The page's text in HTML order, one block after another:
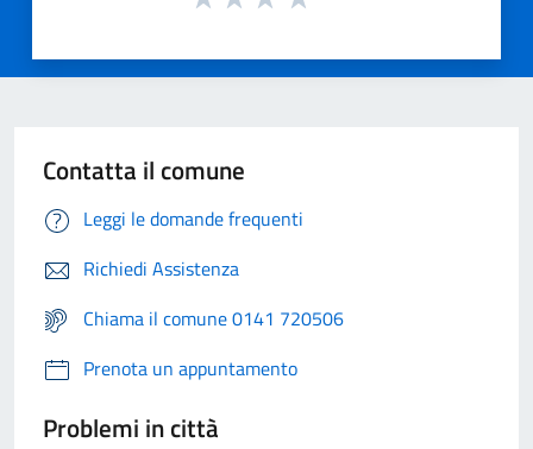
Contatta il comune
Leggi le domande frequenti
Richiedi Assistenza
Chiama il comune 0141 720506
Prenota un appuntamento
Problemi in città